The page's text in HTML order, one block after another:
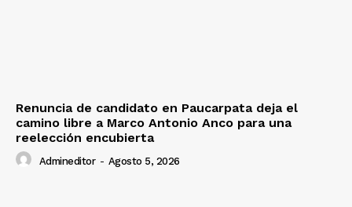
Renuncia de candidato en Paucarpata deja el
camino libre a Marco Antonio Anco para una
reelección encubierta
Admineditor - Agosto 5, 2026